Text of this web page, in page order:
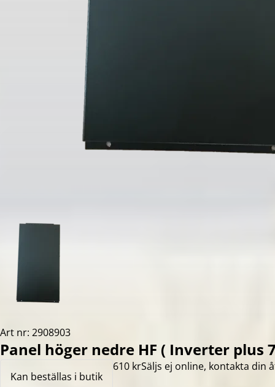
Art nr: 2908903
Panel höger nedre HF ( Inverter plus
Kan beställas i butik
610 krSäljs ej online, kontakta din